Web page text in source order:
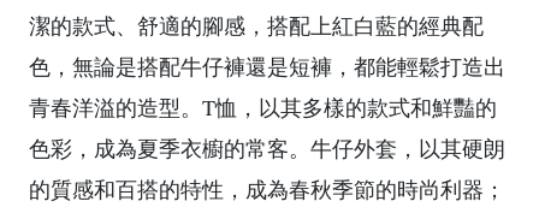
潔的款式、舒適的腳感，搭配上紅白藍的經典配
色，無論是搭配牛仔褲還是短褲，都能輕鬆打造出
青春洋溢的造型。T恤，以其多樣的款式和鮮豔的
色彩，成為夏季衣櫥的常客。牛仔外套，以其硬朗
的質感和百搭的特性，成為春秋季節的時尚利器；